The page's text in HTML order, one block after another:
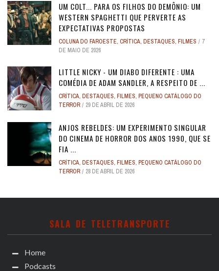
UM COLT... PARA OS FILHOS DO DEMÔNIO: UM
WESTERN SPAGHETTI QUE PERVERTE AS
EXPECTATIVAS PROPOSTAS
COLUNA DO FAROESTE, CRÍTICA, DESTAQUES, FILMES
7
DE MAIO DE 2026
LITTLE NICKY - UM DIABO DIFERENTE : UMA
COMÉDIA DE ADAM SANDLER, A RESPEITO DE ...
CRÍTICA, DESTAQUES, FILMES, PEQUENO CATÁLOGO DO
TERROR
29 DE ABRIL DE 2026
ANJOS REBELDES: UM EXPERIMENTO SINGULAR
DO CINEMA DE HORROR DOS ANOS 1990, QUE SE
FIA ...
CRÍTICA, DESTAQUES, FILMES, PEQUENO CATÁLOGO DO
TERROR
28 DE ABRIL DE 2026
SALA DE TELETRANSPORTE
Home
Podcasts